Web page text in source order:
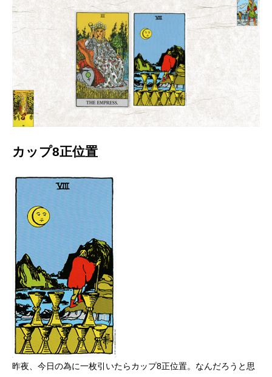
カップ8正位置
昨夜、今日の為に一枚引いたらカップ8正位置。なんだろうと思